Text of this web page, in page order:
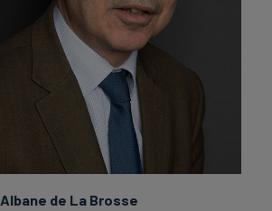
Albane de La Brosse